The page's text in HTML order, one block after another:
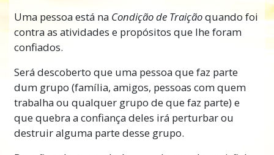
Uma pessoa está na Condição de Traiçãoquando foi
contra as atividades e propósitos que lhe foram
confiados.
Será descoberto que uma pessoa que faz parte
dum grupo (família, amigos, pessoas com quem
trabalha ou qualquer grupo de que faz parte) e
que quebra a confiança deles irá perturbar ou
destruir alguma parte desse grupo.